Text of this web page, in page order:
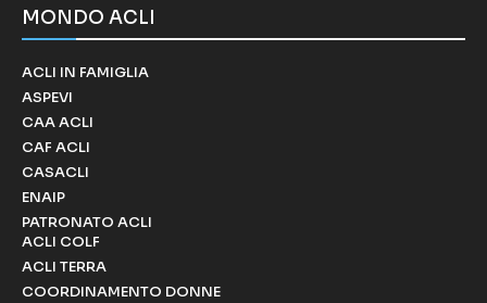
MONDO ACLI
ACLI IN FAMIGLIA
ASPEVI
CAA ACLI
CAF ACLI
CASACLI
ENAIP
PATRONATO ACLI
ACLI COLF
ACLI TERRA
COORDINAMENTO DONNE